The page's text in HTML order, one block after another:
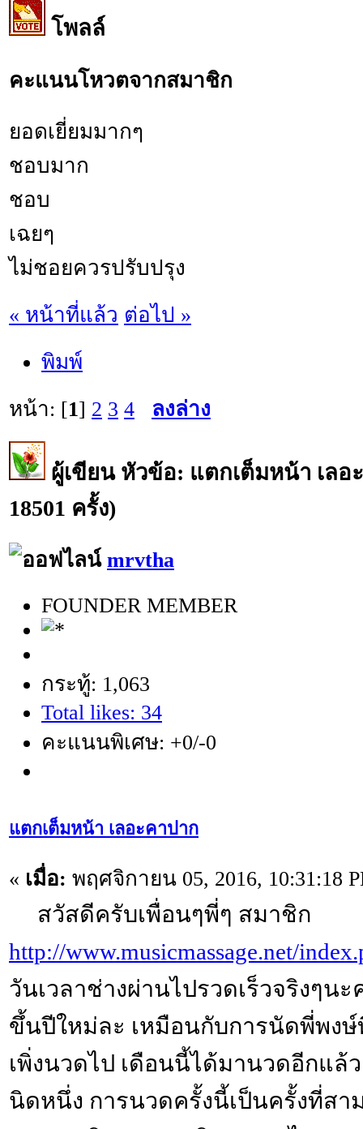
โพลล์
คะแนนโหวตจากสมาชิก
ยอดเยี่ยมมากๆ
ชอบมาก
ชอบ
เฉยๆ
ไม่ชอยควรปรับปรุง
« หน้าที่แล้ว ต่อไป »
พิมพ์
หน้า: [1] 2 3 4 ลงล่าง
ผู้เขียนหัวข้อ: แตกเต็มหน้า เลอ
18501 ครั้ง)
mrvtha
FOUNDER MEMBER
กระทู้: 1,063
Total likes: 34
คะแนนพิเศษ: +0/-0
แตกเต็มหน้า เลอะคาปาก
« เมื่อ: พฤศจิกายน 05, 2016, 10:31:18
สวัสดีครับเพื่อนๆพี่ๆ สมาชิก
http://www.musicmassage.net/
วันเวลาช่างผ่านไปรวดเร็วจริงๆน
ขึ้นปีใหม่ละ เหมือนกับการนัดพี่พงษ์
เพิ่งนวดไป เดือนนี้ได้มานวดอีกแล้
นิดหนึ่ง การนวดครั้งนี้เป็นครั้งที่สา